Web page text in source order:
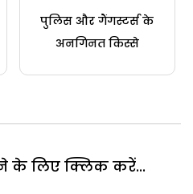
पुलिस और गैंगस्टर्स के
अनगिनत किस्से
के लिए क्लिक करें...